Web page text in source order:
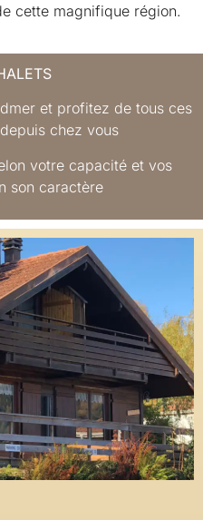
cette magnifique région.
et profitez de tous ces
chez vous
votre capacité et vos
son caractère